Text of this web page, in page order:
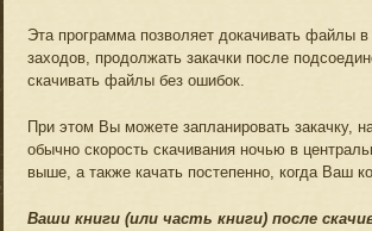
Эта программа позволяет докачивать файлы в
заходов, продолжать закачки после
скачивать файлы без ошибок.
При этом Вы можете запланировать закачку,
обычно скорость скачивания ночью в
выше, а также качать постепенно, когда Ваш
Ваши книги (или часть книги) после